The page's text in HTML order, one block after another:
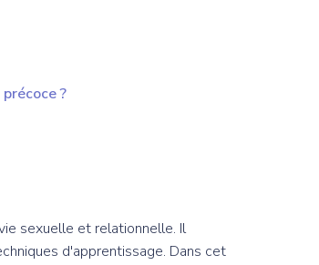
?
sexuelle et relationnelle. Il
d'apprentissage. Dans cet